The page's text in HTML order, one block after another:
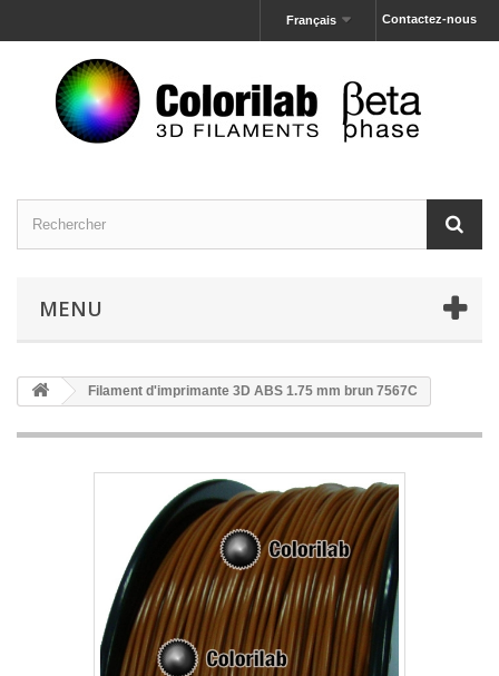
Contactez-nous
Français
MENU
Filament d'imprimante 3D ABS 1.75 mm brun 7567C